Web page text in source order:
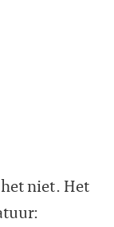
niet. Het